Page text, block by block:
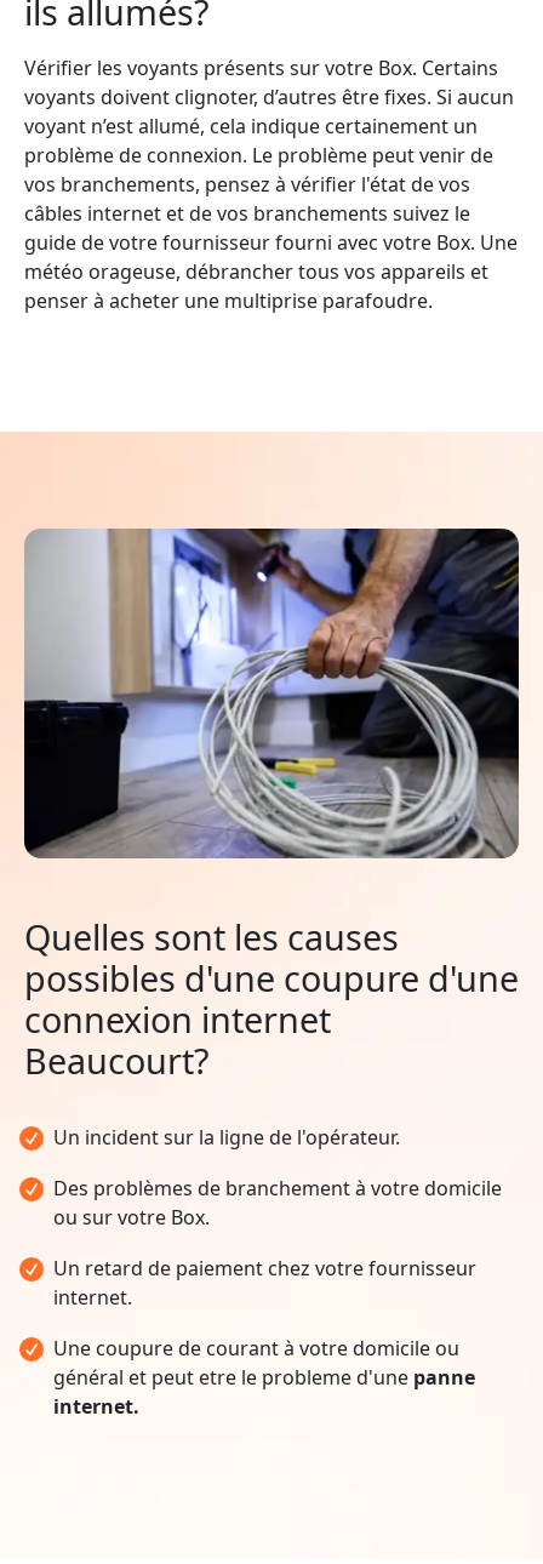
ils allumés?
Vérifier les voyants présents sur votre Box. Certains
voyants doivent clignoter, d’autres être fixes. Si aucun
voyant n’est allumé, cela indique certainement un
problème de connexion. Le problème peut venir de
vos branchements, pensez à vérifier l'état de vos
câbles internet et de vos branchements suivez le
guide de votre fournisseur fourni avec votre Box. Une
météo orageuse, débrancher tous vos appareils et
penser à acheter une multiprise parafoudre.
Quelles sont les causes
possibles d'une coupure d'une
connexion internet
Beaucourt?
Un incident sur la ligne de l'opérateur.
Des problèmes de branchement à votre domicile
ou sur votre Box.
Un retard de paiement chez votre fournisseur
internet.
Une coupure de courant à votre domicile ou
général et peut etre le probleme d'une panne
internet.